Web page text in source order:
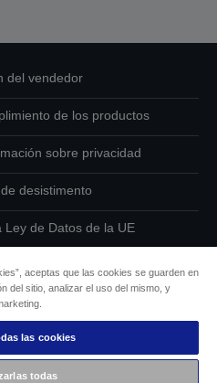
del vendedor
de los productos
sobre privacidad
desistimento
Ley de Datos de la UE
sobre cookies
de Epson
aceptas que las cookies se guarden en
del sitio, analizar el uso del mismo, y
las cookies
todas